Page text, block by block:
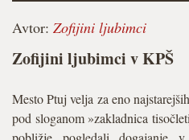
Avtor: Zofijini ljubimci
Zofijini ljubimci v KPŠ
Mesto Ptuj velja za eno
pod sloganom »zakladnica